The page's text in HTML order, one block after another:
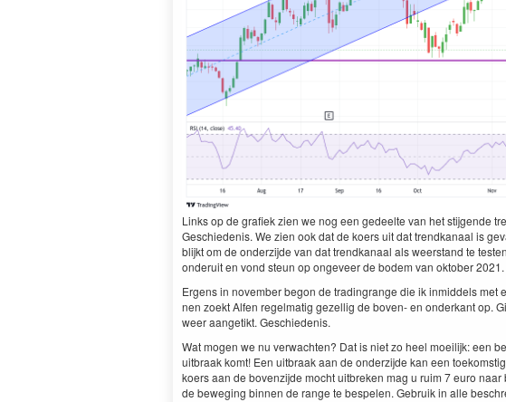
Links op de grafiek zien we nog een gedeelte van het sti­j­gende
Geschiede­nis. We zien ook dat de koers uit dat trend­kanaal is
blijkt om de onderz­i­jde van dat trend­kanaal als weer­stand te
onderuit en vond ste­un op ongeveer de bodem van okto­ber2021
Ergens in novem­ber begon de trad­in­grange die ik inmid­dels
nen zoekt Alfen regel­matig gezel­lig de boven- en onderkant op.
weer aangetikt. Geschiedenis.
Wat mogen we nu verwacht­en? Dat is niet zo heel moeil­ijk: een
uit­braak komt! Een uit­braak aan de onderz­i­jde kan een
koers aan de boven­z­i­jde mocht uit­breken mag u ruim 7euro naar
de beweg­ing bin­nen de range te bespe­len. Gebruik in alle